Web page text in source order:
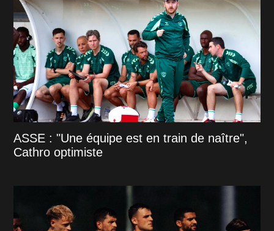
ASSE : "Une équipe est en train de naître",
Cathro optimiste